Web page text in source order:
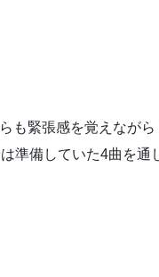
も緊張感を覚えなが
準備していた4曲を通